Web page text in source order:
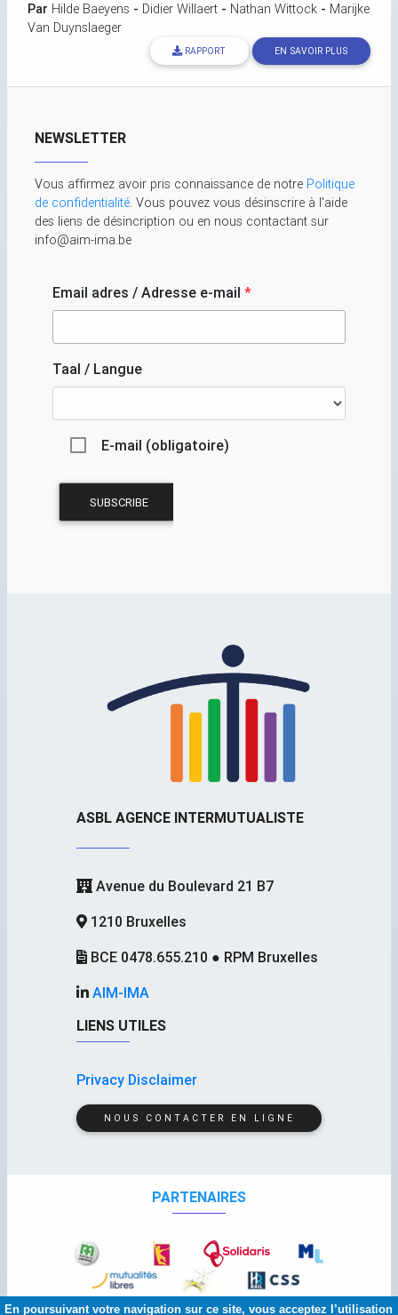
En poursuivant votre navigation sur ce site, vous acceptez l’utilisation
Par Hilde Baeyens - Didier Willaert - Nathan Wittock - Marijke
Van Duynslaeger
RAPPORT EN SAVOIR PLUS
NEWSLETTER
Vous affirmez avoir pris connaissance de notre Politique
de confidentialité. Vous pouvez vous désinscrire à l'aide
des liens de désincription ou en nous contactant sur
info@aim-ima.be
Email adres / Adresse e-mail *
Taal / Langue
E-mail (obligatoire)
ASBL AGENCE INTERMUTUALISTE
Avenue du Boulevard 21 B7
1210 Bruxelles
BCE 0478.655.210 ● RPM Bruxelles
AIM-IMA
LIENS UTILES
Privacy Disclaimer
NOUS CONTACTER EN LIGNE
PARTENAIRES